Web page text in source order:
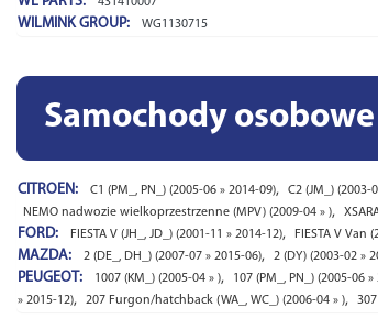
WILMINK GROUP: WG1130715
Samochody osobowe
CITROEN: C1 (PM_, PN_) (2005-06 » 2014-09), C2 (JM_) (2003-
NEMO nadwozie wielkoprzestrzenne (MPV) (2009-04 » ),
FORD: FIESTA V (JH_, JD_) (2001-11 » 2014-12), FIESTA V Van
MAZDA: 2 (DE_, DH_) (2007-07 » 2015-06), 2 (DY) (2003-02 »
PEUGEOT: 1007 (KM_) (2005-04 » ), 107 (PM_, PN_) (2005-06 »
» 2015-12), 207 Furgon/hatchback (WA_, WC_) (2006-04 » ),